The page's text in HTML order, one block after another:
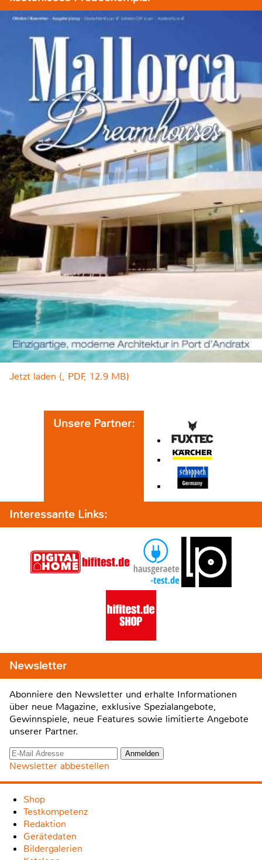
Jetzt laden (, PDF, 12.9 MB)
Unsere Partner:
Interessante Links:
Newsletter
Abonniere den Newsletter und erhalte Informationen
über neue Magazine, exklusive Spezialangebote,
Gewinnspiele, neue Features sowie limitierte Angebote
unserer Partner.
Newsletter abbestellen
Shop
Testkompetenz
Redaktion
Gerätedaten
Bildergalerien